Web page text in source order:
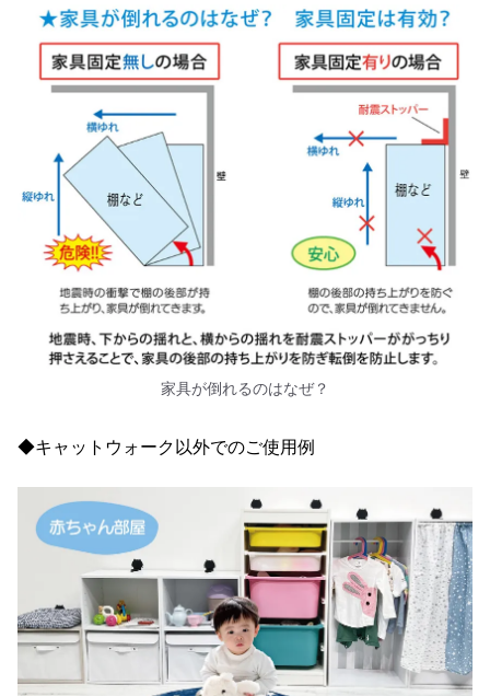
家具が倒れるのはなぜ？
◆キャットウォーク以外でのご使用例